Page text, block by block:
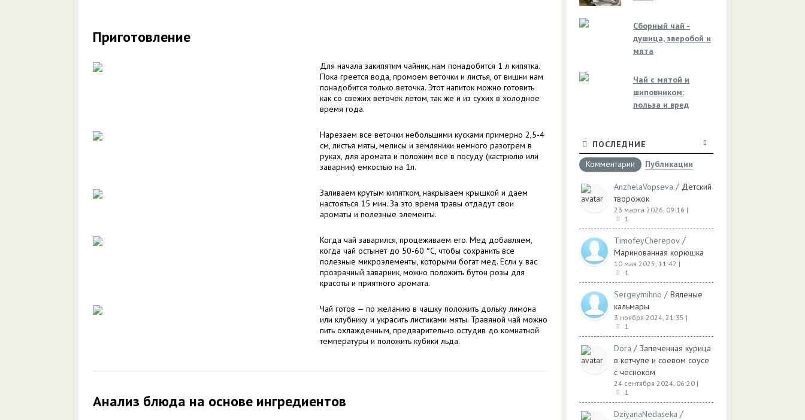
Приготовление
Для начала закипятим чайник, нам понадобится 1 л кипятка.
Пока греется вода, промоем веточки и листья, от вишни нам
понадобится только веточка. Этот напиток можно готовить
как со свежих веточек летом, так же и из сухих в холодное
время года.
Нарезаем все веточки небольшими кусками примерно 2,5-4
см, листья мяты, мелисы и земляники немного разотрем в
руках, для аромата и положим все в посуду (кастрюлю или
заварник) емкостью на 1л.
Заливаем крутым кипятком, накрываем крышкой и даем
настояться 15 мин. За это время травы отдадут свои
ароматы и полезные элементы.
Когда чай заварился, процеживаем его. Мед добавляем,
когда чай остынет до 50-60 °C, чтобы сохранить все
полезные микроэлементы, которыми богат мед. Если у вас
прозрачный заварник, можно положить бутон розы для
красоты и приятного аромата.
Чай готов — по желанию в чашку положить дольку лимона
или клубнику и украсить листиками мяты. Травяной чай можно
пить охлажденным, предварительно остудив до комнатной
температуры и положить кубики льда.
Анализ блюда на основе ингредиентов
Сборный чай -
душица, зверобой и
мята
Чай с мятой и
шиповником:
польза и вред
ПОСЛЕДНИЕ
Комментарии
Публикации
AnzhelaVopseva / Детский
творожок
23 марта 2026, 09:16 |
1
TimofeyCherepov /
Маринованная корюшка
10 мая 2025, 11:42 |
1
Sergeymihno / Вяленые
кальмары
3 ноября 2024, 21:35 |
1
Dora / Запеченная курица
в кетчупе и соевом соусе
с чесноком
24 сентября 2024, 06:20 |
1
DziyanaNedaseka /